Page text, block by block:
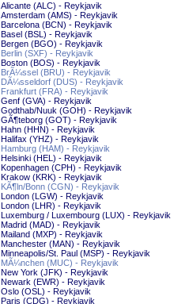
Alicante (ALC) - Reykjavik
Amsterdam (AMS) - Reykjavik
Barcelona (BCN) - Reykjavik
Basel (BSL) - Reykjavik
Bergen (BGO) - Reykjavik
Berlin (SXF) - Reykjavik
Boston (BOS) - Reykjavik
BrÃ¼ssel (BRU) - Reykjavik
DÃ¼sseldorf (DUS) - Reykjavik
Frankfurt (FRA) - Reykjavik
Genf (GVA) - Reykjavik
Godthab/Nuuk (GOH) - Reykjavik
GÃ¶teborg (GOT) - Reykjavik
Hahn (HHN) - Reykjavik
Halifax (YHZ) - Reykjavik
Hamburg (HAM) - Reykjavik
Helsinki (HEL) - Reykjavik
Kopenhagen (CPH) - Reykjavik
Krakow (KRK) - Reykjavik
KÃ¶ln/Bonn (CGN) - Reykjavik
London (LGW) - Reykjavik
London (LHR) - Reykjavik
Luxemburg / Luxembourg (LUX) - Reykjavik
Madrid (MAD) - Reykjavik
Mailand (MXP) - Reykjavik
Manchester (MAN) - Reykjavik
Minneapolis/St. Paul (MSP) - Reykjavik
MÃ¼nchen (MUC) - Reykjavik
New York (JFK) - Reykjavik
Newark (EWR) - Reykjavik
Oslo (OSL) - Reykjavik
Paris (CDG) - Reykjavik